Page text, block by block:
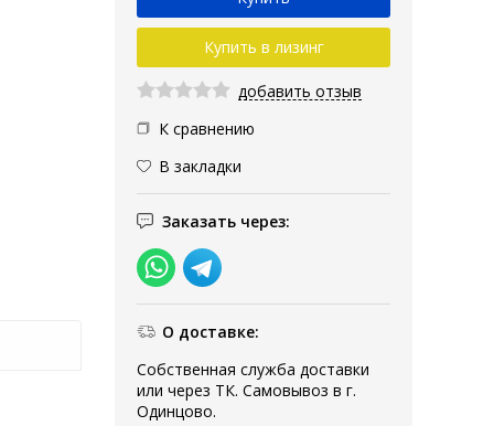
Купить в лизинг
добавить отзыв
К сравнению
В закладки
Заказать через:
О доставке:
Собственная служба доставки
или через ТК. Самовывоз в г.
Одинцово.